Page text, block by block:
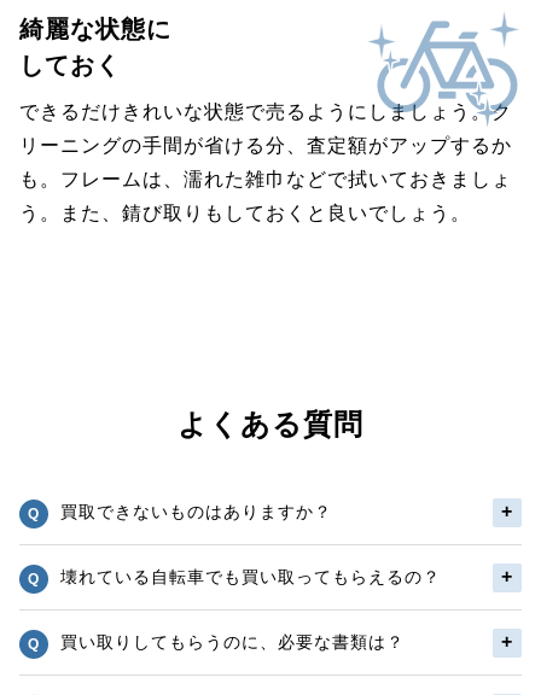
綺麗な状態に
しておく
できるだけきれいな状態で売るようにしましょう。ク
リーニングの手間が省ける分、査定額がアップするか
も。フレームは、濡れた雑巾などで拭いておきましょ
う。また、錆び取りもしておくと良いでしょう。
よくある質問
買取できないものはありますか？
壊れている自転車でも買い取ってもらえるの？
買い取りしてもらうのに、必要な書類は？